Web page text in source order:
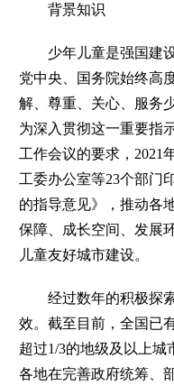
背景知识
少年儿童是强国建设
党中央、国务院始终高
解、尊重、关心、服务
为深入贯彻这一重要指
工作会议的要求，2021
工委办公室等23个部门
的指导意见》，推动各
保障、成长空间、发展
儿童友好城市建设。
经过数年的积极探索
效。截至目前，全国已
超过1/3的地级及以上城
各地在完善政府统筹、